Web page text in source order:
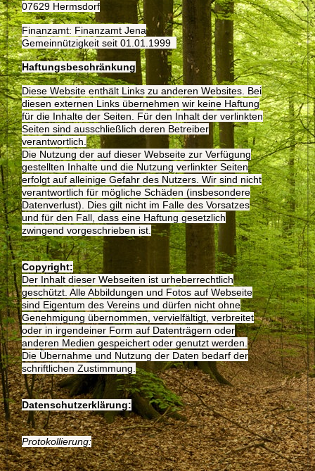
07629 Hermsdorf
Finanzamt: Finanzamt Jena
Gemeinnützigkeit seit 01.01.1999
Haftungsbeschränkung
Diese Website enthält Links zu anderen Websites. Bei
diesen externen Links übernehmen wir keine Haftung
für die Inhalte der Seiten. Für den Inhalt der verlinkten
Seiten sind ausschließlich deren Betreiber
verantwortlich.
Die Nutzung der auf dieser Webseite zur Verfügung
gestellten Inhalte und die Nutzung verlinkter Seiten
erfolgt auf alleinige Gefahr des Nutzers. Wir sind nicht
verantwortlich für mögliche Schäden (insbesondere
Datenver­lust). Dies gilt nicht im Falle des Vorsatzes
und für den Fall, dass eine Haftung gesetzlich
zwingend vorgeschrie­ben ist.
Copyright:
Der Inhalt dieser Webseiten ist urheberrechtlich
geschützt. Alle Abbildungen und Fotos auf Webseite
sind Ei­gentum des Vereins und dürfen nicht ohne
Genehmigung übernommen, vervielfältigt, verbreitet
oder in irgendei­ner Form auf Datenträgern oder
anderen Medien gespeichert oder genutzt werden.
Die Übernahme und Nut­zung der Daten bedarf der
schriftlichen Zustimmung.
Datenschutzerklärung:
Protokollierung: